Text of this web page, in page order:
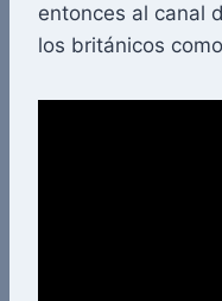
entonces al canal
los británicos